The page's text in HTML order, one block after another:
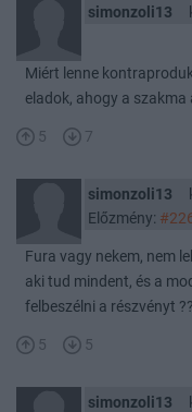
simonzoli13
Miért lenne
eladok, ahogy a szakma
5 7
simonzoli13
Előzmény:
Fura vagy nekem, nem
aki tud mindent, és a
felbeszélni a részvényt
5 5
simonzoli13